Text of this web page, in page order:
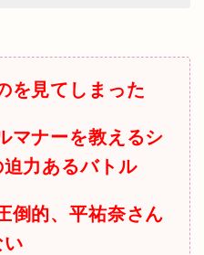
を見てしまった
マナーを教えるシ
力あるバトル
倒的、平祐奈さん
い